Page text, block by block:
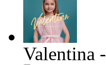
Valentina